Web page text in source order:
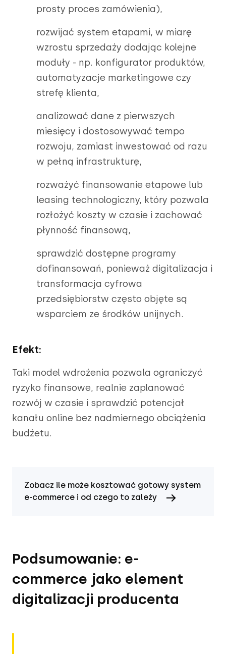
prosty proces zamówienia),
rozwijać system etapami, w miarę
wzrostu sprzedaży dodając kolejne
moduły - np. konfigurator produktów,
automatyzacje marketingowe czy
strefę klienta,
analizować dane z pierwszych
miesięcy i dostosowywać tempo
rozwoju, zamiast inwestować od razu
w pełną infrastrukturę,
rozważyć finansowanie etapowe lub
leasing technologiczny, który pozwala
rozłożyć koszty w czasie i zachować
płynność finansową,
sprawdzić dostępne programy
dofinansowań, ponieważ digitalizacja i
transformacja cyfrowa
przedsiębiorstw często objęte są
wsparciem ze środków unijnych.
Efekt:
Taki model wdrożenia pozwala ograniczyć
ryzyko finansowe, realnie zaplanować
rozwój w czasie i sprawdzić potencjał
kanału online bez nadmiernego obciążenia
budżetu.
Zobacz ile może kosztować gotowy system
e-commerce i od czego to zależy
Podsumowanie: e-
commerce jako element
digitalizacji producenta